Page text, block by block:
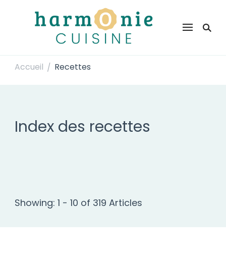
Harmonie Cuisine
Accueil / Recettes
Index des recettes
Showing: 1 - 10 of 319 Articles